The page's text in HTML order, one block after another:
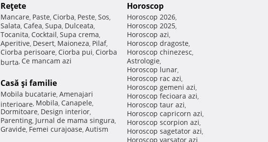
Reţete
Mancare, Paste, Ciorba, Peste, Sos,
Salata, Cafea, Supa, Dulceata,
Tocanita, Cocktail, Supa crema,
Aperitive, Desert, Maioneza, Pilaf,
Ciorba perisoare, Ciorba pui, Ciorba
burta, Ce mancam azi
Casă şi familie
Mobila bucatarie, Amenajari
interioare, Mobila, Canapele,
Dormitoare, Design interior,
Parenting, Jurnal de mama singura,
Gravide, Femei curajoase, Autism
Horoscop
Horoscop 2026,
Horoscop 2025,
Horoscop azi,
Horoscop dragoste,
Horoscop chinezesc,
Astrologie,
Horoscop lunar,
Horoscop rac azi,
Horoscop gemeni azi,
Horoscop fecioara azi,
Horoscop taur azi,
Horoscop capricorn azi,
Horoscop scorpion azi,
Horoscop sagetator azi,
Horoscop varsator azi,